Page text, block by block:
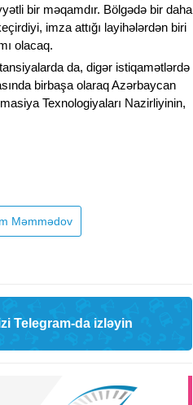
bir məqamdır. Bölgədə bir daha
imza attığı layihələrdən biri
olacaq.
da, digər istiqamətlərdə
birbaşa olaraq Azərbaycan
Texnologiyaları Nazirliyinin,
Məmmədov
Telegram-da izləyin